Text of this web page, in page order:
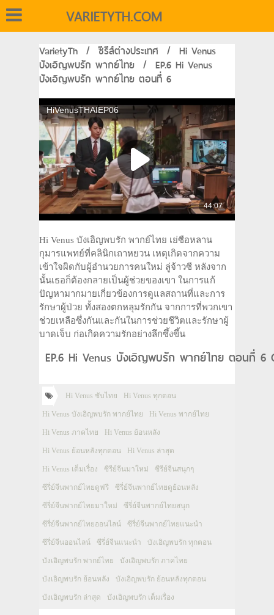
VARIETYTH.COM
VarietyTh / ซีรีส์ต่างประเทศ / Hi Venus
บังเอิญพบรัก พากย์ไทย / EP.6 Hi Venus
บังเอิญพบรัก พากย์ไทย ตอนที่ 6
Hi Venus บังเอิญพบรัก พากย์ไทย เย่ซือหลาน
กุมารแพทย์ที่คลินิกเถาหยวน เหตุเกิดจากความ
เข้าใจผิดกับผู้อำนวยการคนใหม่ ลู่จ้าวซี หลังจาก
นั้นเธอก็ต้องกลายเป็นผู้ช่วยของเขา ในการแก้
ปัญหามากมายเกี่ยวข้องการดูแลสถานที่และการ
รักษาผู้ป่วย ทั้งสองตกหลุมรักกัน จากการที่พวกเขา
ช่วยเหลือซึ่งกันและกันในการช่วยชีวิตและรักษาผู้
บาดเจ็บ ก่อเกิดความรักอย่างลึกซึ้งขึ้น
EP.6 Hi Venus บังเอิญพบรัก พากย์ไทย ตอนที่ 6
Hi Venus ซับไทย Hi Venus ทุกตอน
Hi Venus บังเอิญพบรัก พากย์ไทย Hi Venus พากย์ไทย
Hi Venus ภาคไทย Hi Venus ย้อนหลัง
Hi Venus ย้อนหลังทุกตอน Hi Venus ล่าสุด
Hi Venus เต็มเรื่อง ซีรีย์จีนมาใหม่ ซีรีย์จีนสนุกๆ
ซีรี่ย์จีนพากย์ไทยดูฟรี ซีรี่ย์จีนพากย์ไทยดูย้อนหลัง
ซีรี่ย์จีนพากย์ไทยมาใหม่ ซีรี่ย์จีนพากย์ไทยสนุก
ซีรี่ย์จีนพากย์ไทยออนไลน์ ซีรี่ย์จีนพากย์ไทยแนะนำ
ซีรี่ย์จีนออนไลน์ ซีรี่ย์จีนแนะนำ บังเอิญพบรัก ทุกตอน
บังเอิญพบรัก พากย์ไทย บังเอิญพบรัก ภาคไทย
บังเอิญพบรัก ย้อนหลัง บังเอิญพบรัก ย้อนหลังทุกตอน
บังเอิญพบรัก ล่าสุด บังเอิญพบรัก เต็มเรื่อง